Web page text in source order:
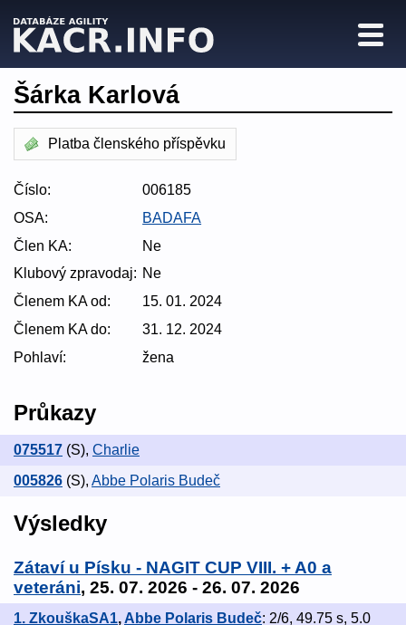
Šárka Karlová
Platba členského příspěvku
Číslo:
006185
OSA:
BADAFA
Člen KA:
Ne
Klubový zpravodaj: Ne
Členem KA od:
15. 01. 2024
Členem KA do:
31. 12. 2024
Pohlaví:
žena
Průkazy
075517 (S), Charlie
005826 (S), Abbe Polaris Budeč
Výsledky
Zátaví u Písku - NAGIT CUP VIII. + A0 a
veteráni, 25. 07. 2026 - 26. 07. 2026
1. ZkouškaSA1, Abbe Polaris Budeč: 2/6, 49.75 s, 5.0